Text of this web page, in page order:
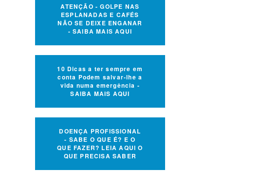
ATENÇÃO - GOLPE NAS
ESPLANADAS E CAFÉS
NÃO SE DEIXE ENGANAR
- SAIBA MAIS AQUI
10 Dicas a ter sempre em
conta Podem salvar-lhe a
vida numa emergência -
SAIBA MAIS AQUI
DOENÇA PROFISSIONAL
- SABE O QUE É? E O
QUE FAZER? LEIA AQUI O
QUE PRECISA SABER